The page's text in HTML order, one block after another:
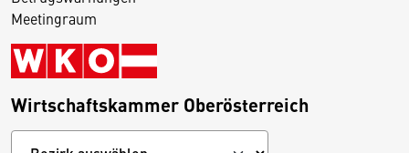
Meetingraum
Wirtschaftskammer Oberösterreich